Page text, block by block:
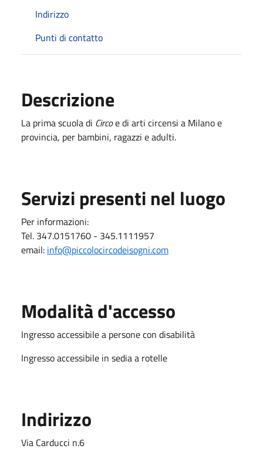
Indirizzo
Punti di contatto
Descrizione
La prima scuola di Circoe di arti circensi a Milano e
provincia, per bambini, ragazzi e adulti.
Servizi presenti nel luogo
Per informazioni:
Tel. 347.0151760 - 345.1111957
email: info@piccolocircodeisogni.com
Modalità d'accesso
Ingresso accessibile a persone con disabilità
Ingresso accessibile in sedia a rotelle
Indirizzo
Via Carducci n.6